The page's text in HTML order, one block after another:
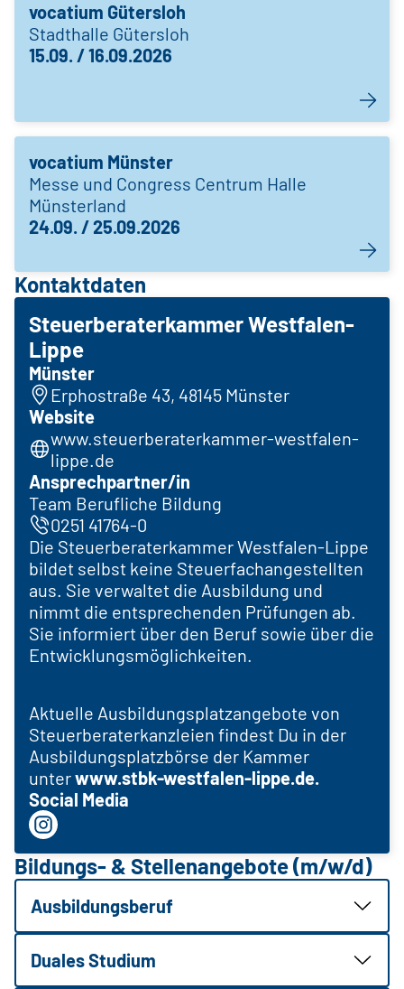
vocatium Gütersloh
Stadthalle Gütersloh
15.09. / 16.09.2026
vocatium Münster
Messe und Congress Centrum Halle
Münsterland
24.09. / 25.09.2026
Kontaktdaten
Steuerberaterkammer Westfalen-
Lippe
Münster
Erphostraße 43, 48145 Münster
Website
www.steuerberaterkammer-westfalen-
lippe.de
Ansprechpartner/in
Team Berufliche Bildung
0251 41764-0
Die Steuerberaterkammer Westfalen-Lippe
bildet selbst keine Steuerfachangestellten
aus. Sie verwaltet die Ausbildung und
nimmt die entsprechenden Prüfungen ab.
Sie informiert über den Beruf sowie über die
Entwicklungsmöglichkeiten.
Aktuelle Ausbildungsplatzangebote von
Steuerberaterkanzleien findest Du in der
Ausbildungsplatzbörse der Kammer
unterwww.stbk-westfalen-lippe.de.
Social Media
Bildungs- & Stellenangebote (m/w/d)
Ausbildungsberuf
Duales Studium